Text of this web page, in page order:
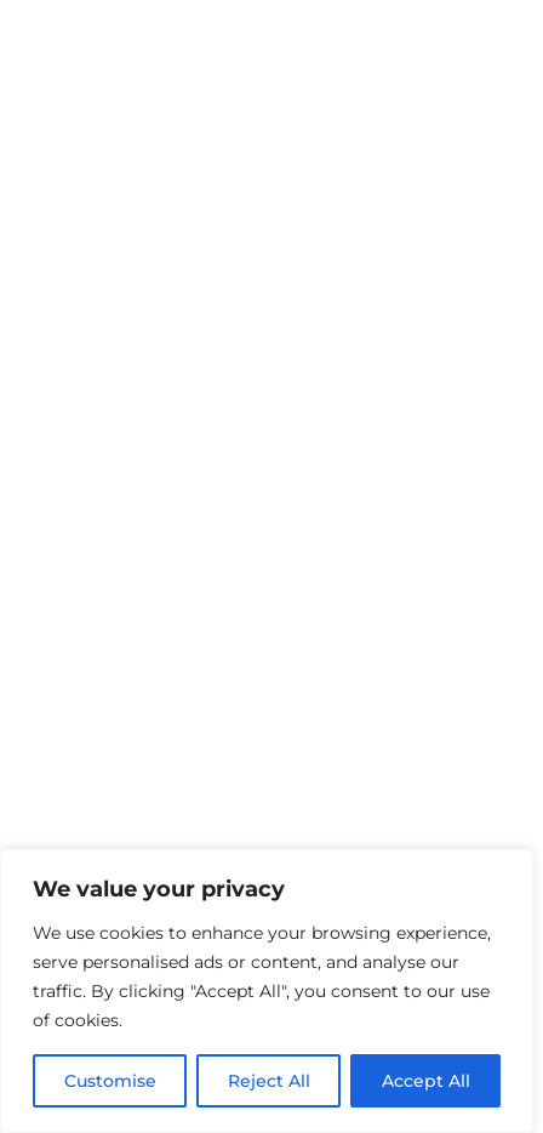
We value your privacy
We use cookies to enhance your browsing experience,
serve personalised ads or content, and analyse our
traffic. By clicking "Accept All", you consent to our use
of cookies.
Customise Reject All Accept All